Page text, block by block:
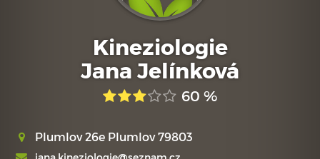
Kineziologie
Jana Jelínková
60 %
Plumlov 26e Plumlov 79803